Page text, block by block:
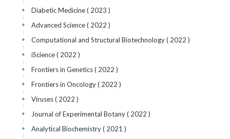
Diabetic Medicine( 2023 )
+
Advanced Science( 2022 )
+
Computational and Structural Biotechnology( 2022 )
+
iScience( 2022 )
+
Frontiers in Genetics( 2022 )
+
Frontiers in Oncology( 2022 )
+
Viruses( 2022 )
+
Journal of Experimental Botany( 2022 )
+
Analytical Biochemistry( 2021 )
+